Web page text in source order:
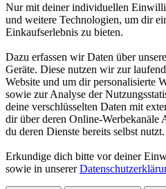
Nur mit deiner individuellen
und weitere Technologien, um dir
Einkaufserlebnis zu bieten.
Dazu erfassen wir Daten über
Geräte. Diese nutzen wir zur
Website und um dir personalisierte
sowie zur Analyse der
deine verschlüsselten Daten mit
dir über deren Online-Werbekanäle
du deren Dienste bereits selbst nutzt.
Erkundige dich bitte vor deiner
sowie in unserer